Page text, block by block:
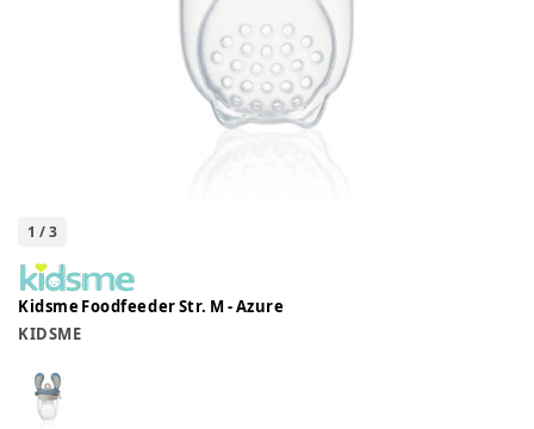
1 /3
Kidsme Foodfeeder Str. M - Azure
KIDSME